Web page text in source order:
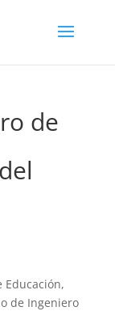
de
de Ingeniero